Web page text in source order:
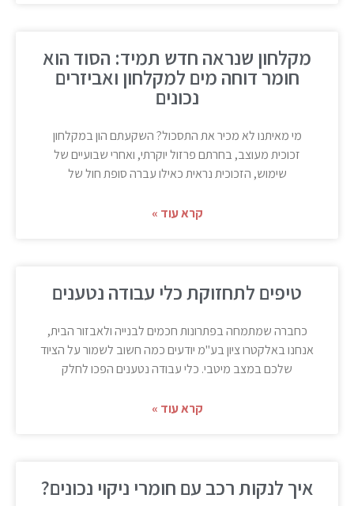
מקלחון שנראה חדש תמיד: הסוד הוא
חומר דוחה מים למקלחון ואביזרים
נכונים
מי מאיתנו לא מכיר את התסכול? השקעתם הון במקלחון
זכוכית מעוצב, בחרתם פרזול יוקרתי, ואחרי שבועיים של
שימוש, הזכוכית נראית כאילו עברה סופת חול של
קרא עוד »
טיפים לתחזוקת כלי עבודה נטענים
כחברה שמתמחה בפתרונות חכמים לבנייה ולאבזור הבית,
אנחנו באלקטרו ציון בע"מ יודעים כמה חשוב לשמור על הציוד
שלכם במצב מיטבי. כלי עבודה נטענים הפכו לחלק
קרא עוד »
איך לנקות רכב עם חומרי ניקוי נכונים?